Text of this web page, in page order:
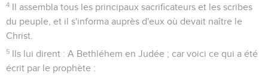
4 Il assembla tous les principaux sacrificateurs et les scribes
du peuple, et il s'informa auprès d'eux où devait naître le
Christ.
5 Ils lui dirent : A Bethléhem en Judée ; car voici ce qui a été
écrit par le prophète :